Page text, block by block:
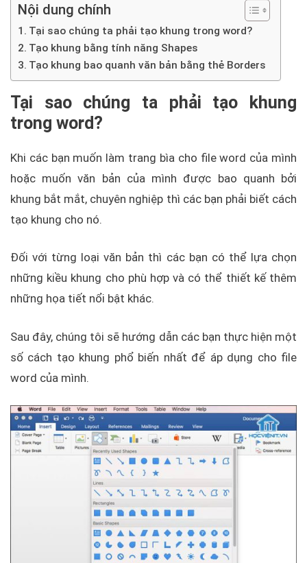
Nội dung chính
Tại sao chúng ta phải tạo khung trong word?
Tạo khung bằng tính năng Shapes
Tạo khung bao quanh văn bản bằng thẻ Borders
Tại sao chúng ta phải tạo khung
trong word?
Khi các bạn muốn làm trang bìa cho file word của mình
hoặc muốn văn bản của mình được bao quanh bởi
khung bắt mắt, chuyên nghiệp thì các bạn phải biết cách
tạo khung cho nó.
Đối với từng loại văn bản thì các bạn có thể lựa chọn
những kiều khung cho phù hợp và có thể thiết kế thêm
những họa tiết nổi bật khác.
Sau đây, chúng tôi sẽ hướng dẫn các bạn thực hiện một
số cách tạo khung phổ biến nhất để áp dụng cho file
word của mình.